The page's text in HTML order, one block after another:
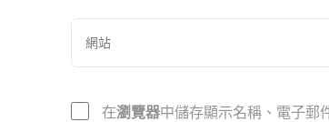
在瀏覽器中儲存顯示名稱、電子郵